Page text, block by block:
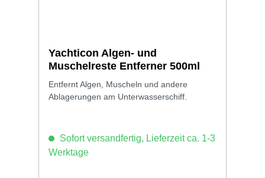
Yachticon Algen- und
Muschelreste Entferner 500ml
Entfernt Algen, Muscheln und andere
Ablagerungen am Unterwasserschiff.
Sofort versandfertig, Lieferzeit ca. 1-3
Werktage